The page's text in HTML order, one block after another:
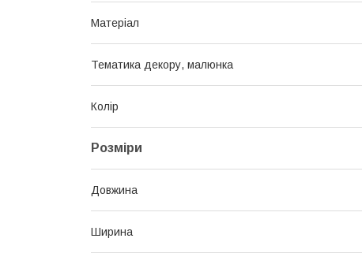
Матеріал
Тематика декору, малюнка
Колір
Розміри
Довжина
Ширина